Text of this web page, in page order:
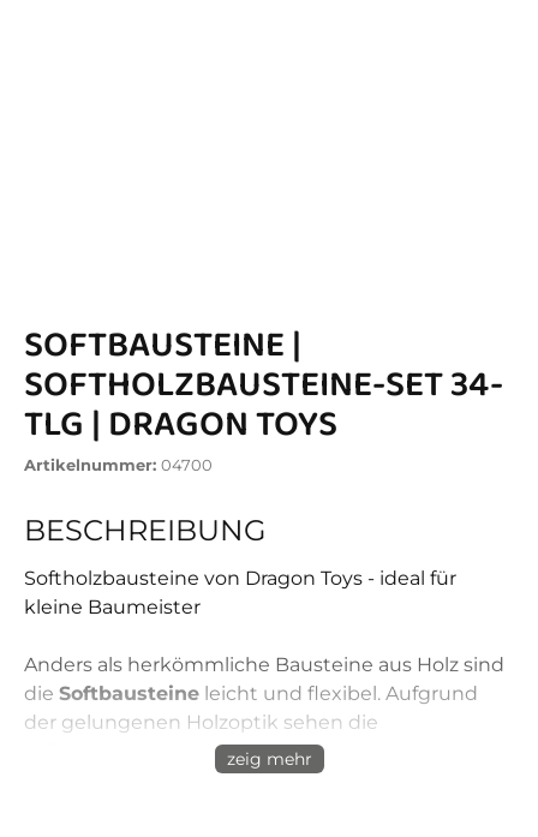
SOFTBAUSTEINE |
SOFTHOLZBAUSTEINE-SET 34-
TLG | DRAGON TOYS
Artikelnummer: 04700
BESCHREIBUNG
Softholzbausteine von Dragon Toys - ideal für
kleine Baumeister
Anders als herkömmliche Bausteine aus Holz sind
die Softbausteine leicht und flexibel. Aufgrund
der gelungenen Holzoptik sehen die
Softbausteine aber aus, als wären sie aus echtem
Holz gefertigt. Die verschiedenen Formen der
zeig mehr